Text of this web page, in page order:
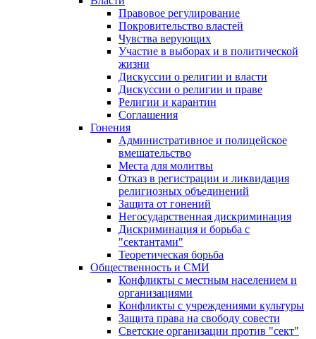
Правовое регулирование
Покровительство властей
Чувства верующих
Участие в выборах и в политической
жизни
Дискуссии о религии и власти
Дискуссии о религии и праве
Религии и карантин
Соглашения
Гонения
Административное и полицейское
вмешательство
Места для молитвы
Отказ в регистрации и ликвидация
религиозных объединений
Защита от гонений
Негосударственная дискриминация
Дискриминация и борьба с
"сектантами"
Теоретическая борьба
Общественность и СМИ
Конфликты с местным населением и
организациями
Конфликты с учреждениями культуры
Защита права на свободу совести
Светские организации против "сект"